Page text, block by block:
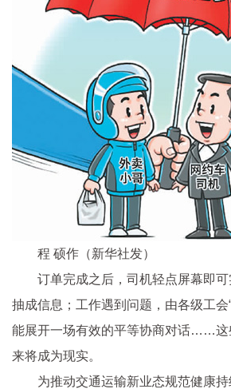
程 硕作（新华社发）
订单完成之后，司机轻点屏幕即
抽成信息；工作遇到问题，由各级工会
能展开一场有效的平等协商对话……这
来将成为现实。
为推动交通运输新业态规范健康